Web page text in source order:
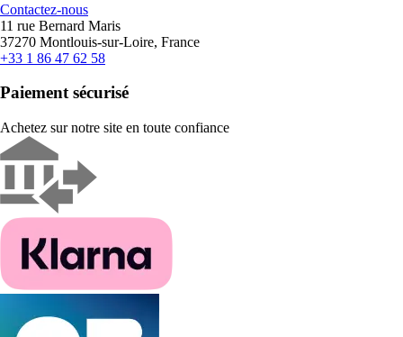
Contactez-nous
11 rue Bernard Maris
37270 Montlouis-sur-Loire, France
+33 1 86 47 62 58
Paiement sécurisé
Achetez sur notre site en toute confiance